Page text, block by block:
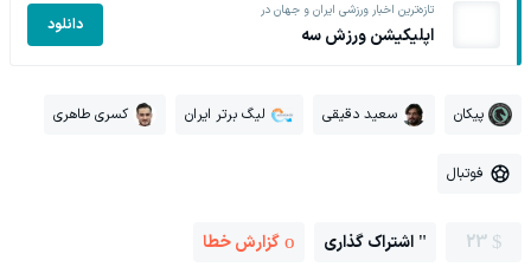
تازه‌ترین اخبار ورزشی ایران و جهان در
اپلیکیشن ورزش سه دانلود
پیکان سعید دقیقی لیگ برتر ایران کسری طاهری
فوتبال
23 اشتراک گذاری گزارش خطا